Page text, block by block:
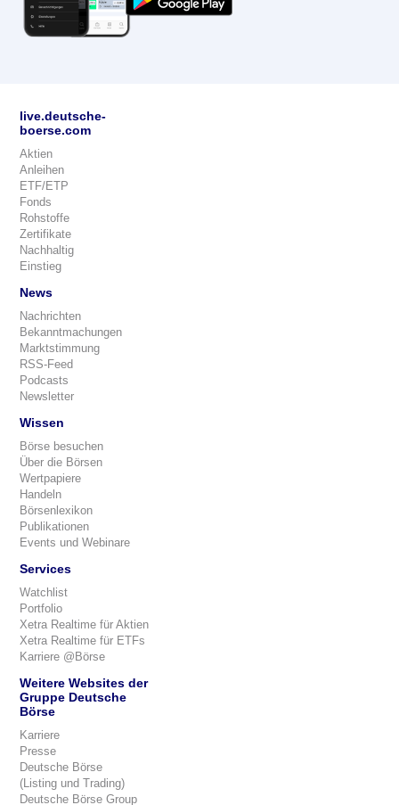
live.deutsche-
boerse.com
Aktien
Anleihen
ETF/ETP
Fonds
Rohstoffe
Zertifikate
Nachhaltig
Einstieg
News
Nachrichten
Bekanntmachungen
Marktstimmung
RSS-Feed
Podcasts
Newsletter
Wissen
Börse besuchen
Über die Börsen
Wertpapiere
Handeln
Börsenlexikon
Publikationen
Events und Webinare
Services
Watchlist
Portfolio
Xetra Realtime für Aktien
Xetra Realtime für ETFs
Karriere @Börse
Weitere Websites der
Gruppe Deutsche
Börse
Karriere
Presse
Deutsche Börse
(Listing und Trading)
Deutsche Börse Group